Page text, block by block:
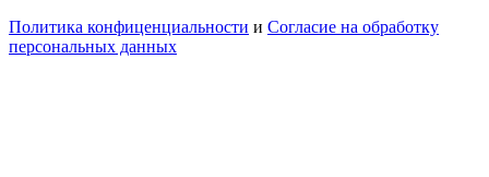
Политика конфиценциальности и Согласие на обработку
персональных данных